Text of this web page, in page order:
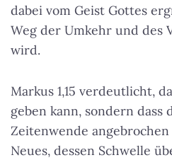
dabei vom Geist Gottes
Weg der Umkehr und des
wird.
Markus 1,15 verdeutlicht,
geben kann, sondern dass
Zeitenwende
Neues, dessen Schwelle